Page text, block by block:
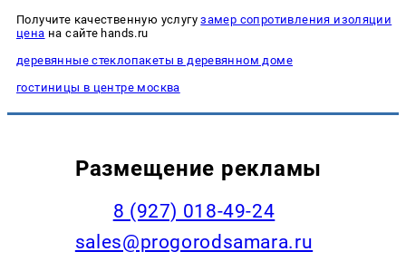
Получите качественную услугузамер сопротивления изоляции
цена на сайте hands.ru
деревянные стеклопакеты в деревянном доме
гостиницы в центре москва
Размещение рекламы
8 (927) 018-49-24
sales@progorodsamara.ru